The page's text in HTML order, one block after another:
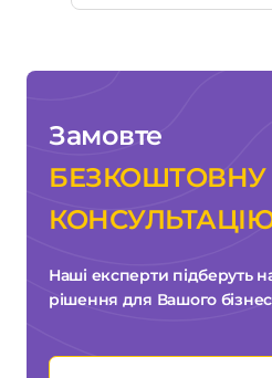
Замовте
БЕЗКОШТОВНУ
Наші експерти підберуть
рішення для Вашого